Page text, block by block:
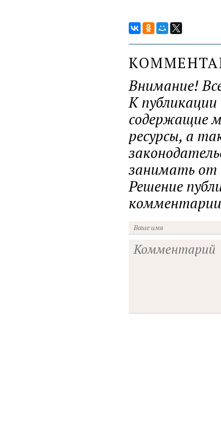
Внимание!
К
содержащие
ресурсы, а
занимать от
Решение